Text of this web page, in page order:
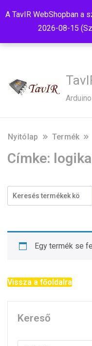
A TavIR WebShopban a
2026-08-15
Nyitólap Termék
Címke:
Keresés:
Egy termék se
Vissza a főoldalra
Kereső